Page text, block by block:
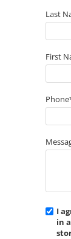
Last
First
I
in